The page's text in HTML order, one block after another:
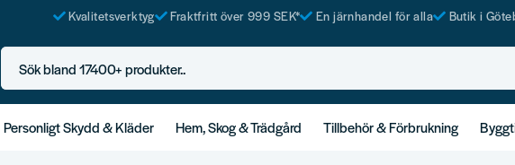
Kvalitetsverktyg Fraktfritt över 999 SEK* En järnhandel för alla Butik i
Sök bland 17400+ produkter..
Personligt Skydd & Kläder Hem, Skog & Trädgård Tillbehör & Förbrukning